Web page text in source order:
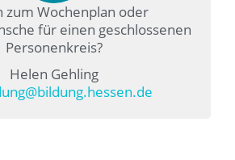
zum Wochenplan oder
für einen geschlossenen
Personenkreis?
Helen Gehling